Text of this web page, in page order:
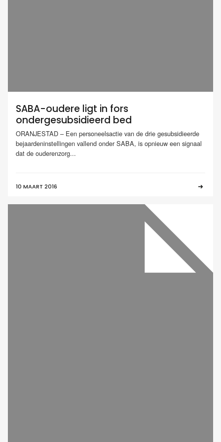
SABA-oudere ligt in fors
ondergesubsidieerd bed
ORANJESTAD – Een personeelsactie van de drie gesubsidieerde
bejaardeninstellingen vallend onder SABA, is opnieuw een signaal
dat de ouderenzorg...
10 MAART 2016